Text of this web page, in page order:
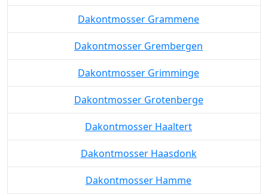
Dakontmosser Grammene
Dakontmosser Grembergen
Dakontmosser Grimminge
Dakontmosser Grotenberge
Dakontmosser Haaltert
Dakontmosser Haasdonk
Dakontmosser Hamme